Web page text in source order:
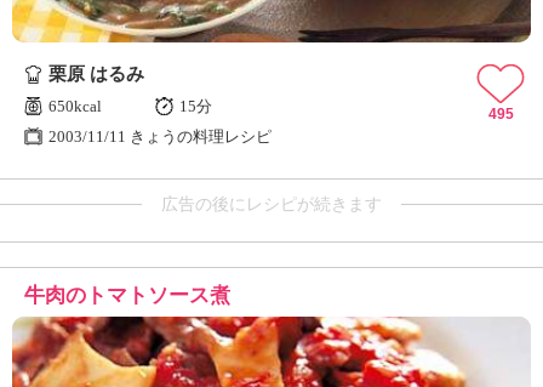
栗原 はるみ
650kcal
15分
2003/11/11 きょうの料理レシピ
495
広告の後にレシピが続きます
牛肉のトマトソース煮